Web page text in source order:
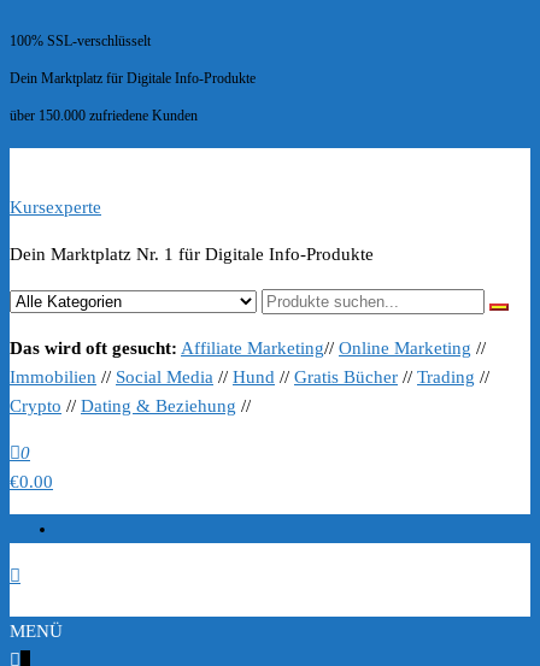
100% SSL-verschlüsselt
Dein Marktplatz für Digitale Info-Produkte
über 150.000 zufriedene Kunden
Kursexperte
Dein Marktplatz Nr. 1 für Digitale Info-Produkte
Das wird oft gesucht: Affiliate Marketing// Online Marketing //
Immobilien // Social Media // Hund // Gratis Bücher // Trading //
Crypto // Dating & Beziehung //
0
€0.00
MENÜ